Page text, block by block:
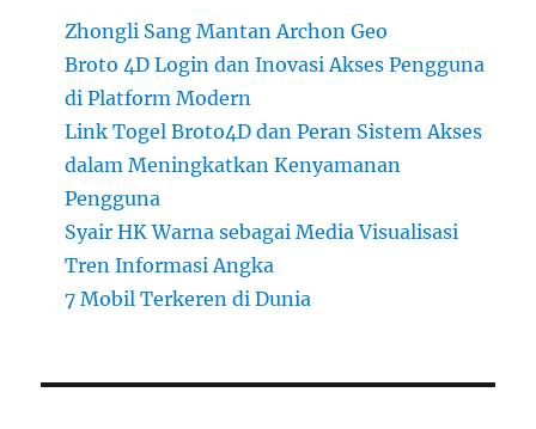
Zhongli Sang Mantan Archon Geo
Broto 4D Login dan Inovasi Akses Pengguna
di Platform Modern
Link Togel Broto4D dan Peran Sistem Akses
dalam Meningkatkan Kenyamanan
Pengguna
Syair HK Warna sebagai Media Visualisasi
Tren Informasi Angka
7 Mobil Terkeren di Dunia